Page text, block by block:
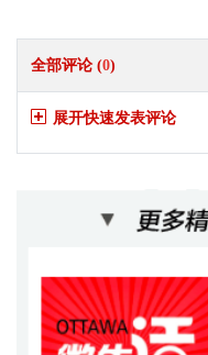
全部评论 (0)
展开快速发表评论